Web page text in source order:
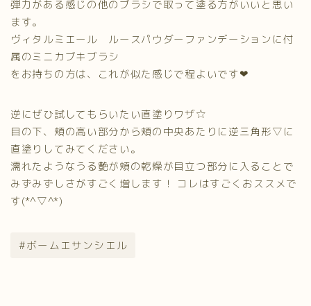
弾力がある感じの他のブラシで取って塗る方がいいと思い
ます。
ヴィタルミエール ルースパウダーファンデーションに付
属のミニカブキブラシ
をお持ちの方は、これが似た感じで程よいです❤︎
逆にぜひ試してもらいたい直塗りワザ☆
目の下、頬の高い部分から頬の中央あたりに逆三角形▽に
直塗りしてみてください。
濡れたようなうる艶が頬の乾燥が目立つ部分に入ることで
みずみずしさがすごく増します！ コレはすごくおススメで
す(*^▽^*)
#ボームエサンシエル